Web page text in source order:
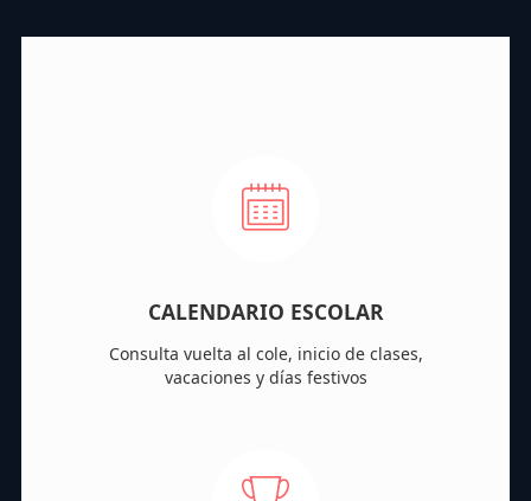
CALENDARIO ESCOLAR
Consulta vuelta al cole, inicio de clases,
vacaciones y días festivos